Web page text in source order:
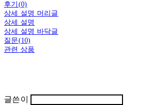
후기(0)
상세 설명 머리글
상세 설명
상세 설명 바닥글
질문(10)
관련 상품
글쓴이